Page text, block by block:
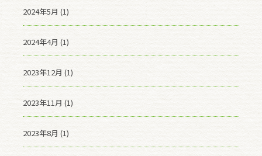
2024年5月 (1)
2024年4月 (1)
2023年12月 (1)
2023年11月 (1)
2023年8月 (1)